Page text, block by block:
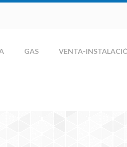
GAS VENTA-